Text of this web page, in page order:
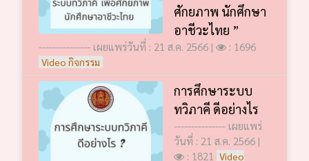
ศักยภาพ นักศึกษา
อาชีวะไทย ”
--------------- เผยแพร่วันที่ : 21 ส.ค. 2566 | : 1696
Video กิจกรรม
การศึกษาระบบ
ทวิภาคี ดีอย่างไร
--------------- เผยแพร่
วันที่ : 21 ส.ค. 2566 |
: 1821
Video